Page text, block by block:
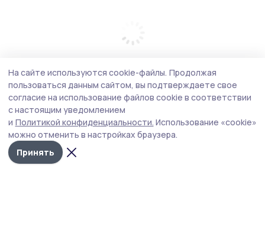
На сайте используются cookie-файлы. Продолжая
пользоваться данным сайтом, вы подтверждаете свое
согласие на использование файлов cookie в соответствии
с настоящим уведомлением
и Политикой конфиденциальности. Использование «cookie»
можно отменить в настройках браузера.
Принять